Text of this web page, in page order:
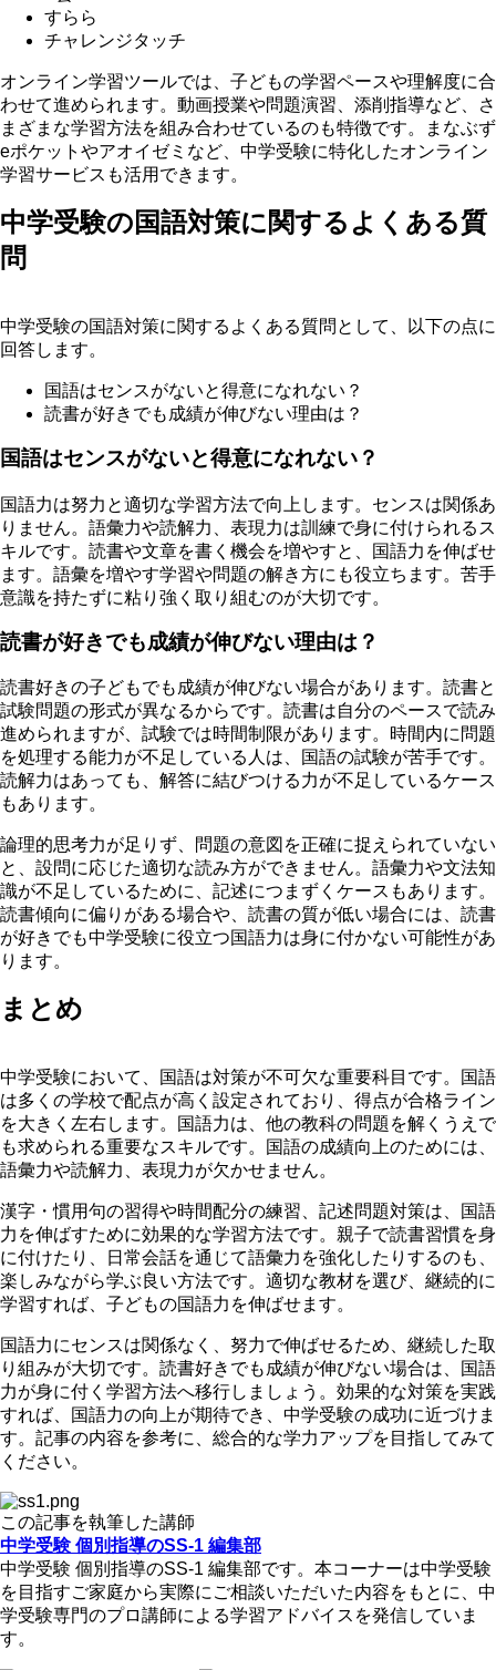
すらら
チャレンジタッチ
オンライン学習ツールでは、子どもの学習ペースや理解度に合
わせて進められます。動画授業や問題演習、添削指導など、さ
まざまな学習方法を組み合わせているのも特徴です。まなぶず
eポケットやアオイゼミなど、中学受験に特化したオンライン
学習サービスも活用できます。
中学受験の国語対策に関するよくある質
問
中学受験の国語対策に関するよくある質問として、以下の点に
回答します。
国語はセンスがないと得意になれない？
読書が好きでも成績が伸びない理由は？
国語はセンスがないと得意になれない？
国語力は努力と適切な学習方法で向上します。センスは関係あ
りません。語彙力や読解力、表現力は訓練で身に付けられるス
キルです。読書や文章を書く機会を増やすと、国語力を伸ばせ
ます。語彙を増やす学習や問題の解き方にも役立ちます。苦手
意識を持たずに粘り強く取り組むのが大切です。
読書が好きでも成績が伸びない理由は？
読書好きの子どもでも成績が伸びない場合があります。読書と
試験問題の形式が異なるからです。読書は自分のペースで読み
進められますが、試験では時間制限があります。時間内に問題
を処理する能力が不足している人は、国語の試験が苦手です。
読解力はあっても、解答に結びつける力が不足しているケース
もあります。
論理的思考力が足りず、問題の意図を正確に捉えられていない
と、設問に応じた適切な読み方ができません。語彙力や文法知
識が不足しているために、記述につまずくケースもあります。
読書傾向に偏りがある場合や、読書の質が低い場合には、読書
が好きでも中学受験に役立つ国語力は身に付かない可能性があ
ります。
まとめ
中学受験において、国語は対策が不可欠な重要科目です。国語
は多くの学校で配点が高く設定されており、得点が合格ライン
を大きく左右します。国語力は、他の教科の問題を解くうえで
も求められる重要なスキルです。国語の成績向上のためには、
語彙力や読解力、表現力が欠かせません。
漢字・慣用句の習得や時間配分の練習、記述問題対策は、国語
力を伸ばすために効果的な学習方法です。親子で読書習慣を身
に付けたり、日常会話を通じて語彙力を強化したりするのも、
楽しみながら学ぶ良い方法です。適切な教材を選び、継続的に
学習すれば、子どもの国語力を伸ばせます。
国語力にセンスは関係なく、努力で伸ばせるため、継続した取
り組みが大切です。読書好きでも成績が伸びない場合は、国語
力が身に付く学習方法へ移行しましょう。効果的な対策を実践
すれば、国語力の向上が期待でき、中学受験の成功に近づけま
す。記事の内容を参考に、総合的な学力アップを目指してみて
ください。
この記事を執筆した講師
中学受験 個別指導のSS-1 編集部
中学受験 個別指導のSS-1 編集部です。本コーナーは中学受験
を目指すご家庭から実際にご相談いただいた内容をもとに、中
学受験専門のプロ講師による学習アドバイスを発信していま
す。